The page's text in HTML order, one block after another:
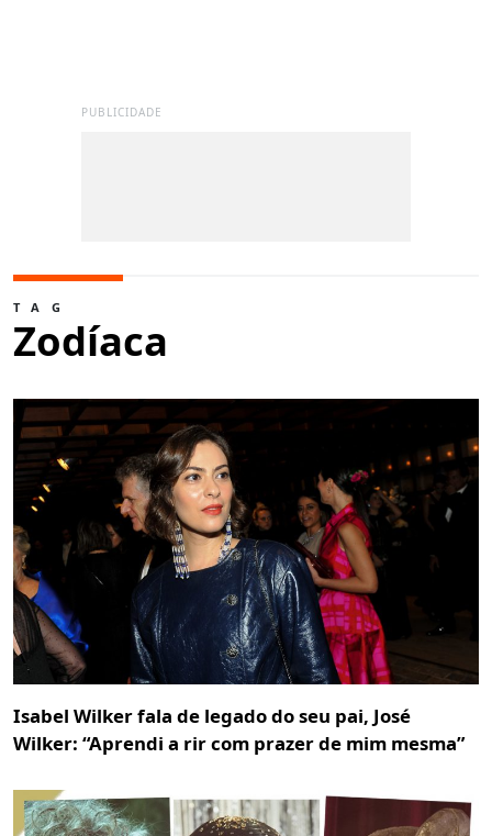
PUBLICIDADE
TAG
Zodíaca
Isabel Wilker fala de legado do seu pai, José
Wilker: “Aprendi a rir com prazer de mim mesma”